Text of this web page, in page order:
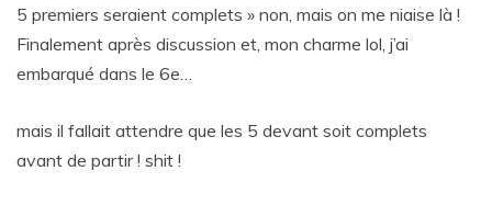
5 premiers seraient complets » non, mais on me niaise là !
Finalement après discussion et, mon charme lol, j’ai
embarqué dans le 6e…
mais il fallait attendre que les 5 devant soit complets
avant de partir ! shit !